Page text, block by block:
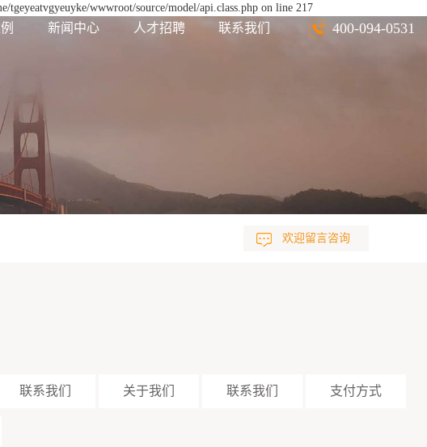
tgeyeatvgyeuyke/wwwroot/source/model/api.class.php on line 217
新闻中心 人才招聘 联系我们 400-094-0531
欢迎留言咨询
联系我们 关于我们 联系我们 支付方式